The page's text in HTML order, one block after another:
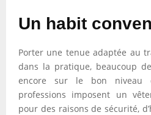
Un habit
Porter une tenue adaptée au
dans la pratique, beaucoup
encore sur le bon niveau
professions imposent un
pour des raisons de sécurité,